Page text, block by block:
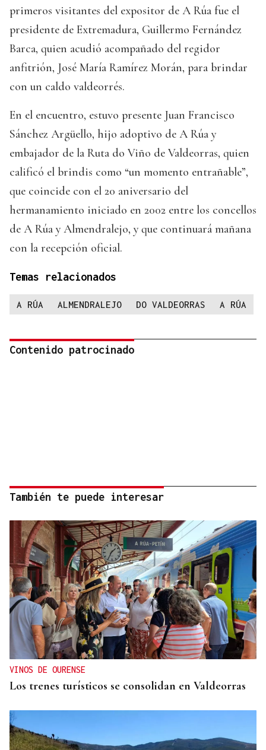
primeros visitantes del expositor de A Rúa fue el
presidente de Extremadura, Guillermo Fernández
Barca, quien acudió acompañado del regidor
anfitrión, José María Ramírez Morán, para brindar
con un caldo valdeorrés.
En el encuentro, estuvo presente Juan Francisco
Sánchez Argüello, hijo adoptivo de A Rúa y
embajador de la Ruta do Viño de Valdeorras, quien
calificó el brindis como “un momento entrañable”,
que coincide con el 20 aniversario del
hermanamiento iniciado en 2002 entre los concellos
de A Rúa y Almendralejo, y que continuará mañana
con la recepción oficial.
Temas relacionados
A RÚA ALMENDRALEJO DO VALDEORRAS A RÚA
Contenido patrocinado
También te puede interesar
VINOS DE OURENSE
Los trenes turísticos se consolidan en Valdeorras